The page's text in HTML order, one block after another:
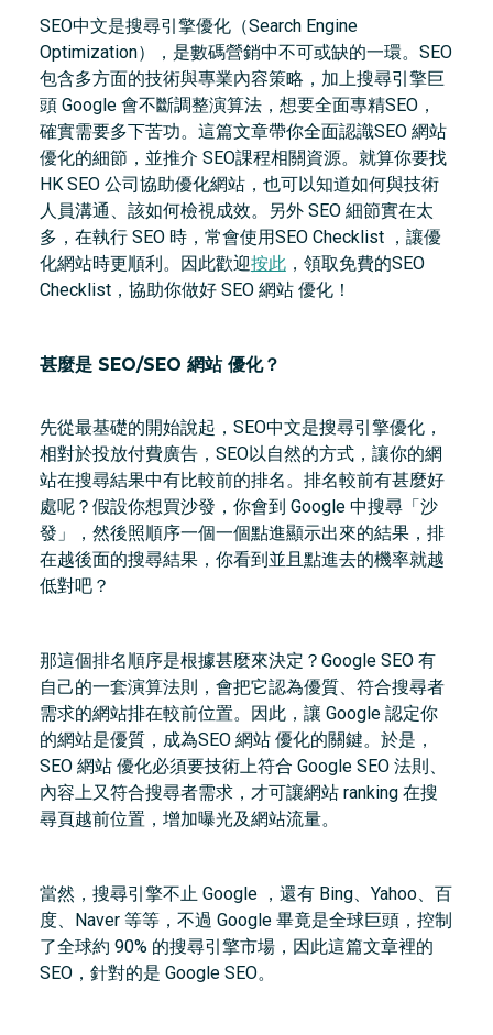
SEO中文是搜尋引擎優化（Search Engine
Optimization），是數碼營銷中不可或缺的一環。SEO
包含多方面的技術與專業內容策略，加上搜尋引擎巨
頭 Google 會不斷調整演算法，想要全面專精SEO，
確實需要多下苦功。這篇文章帶你全面認識SEO 網站
優化的細節，並推介 SEO課程相關資源。就算你要找
HK SEO 公司協助優化網站，也可以知道如何與技術
人員溝通、該如何檢視成效。另外 SEO 細節實在太
多，在執行 SEO 時，常會使用SEO Checklist ，讓優
化網站時更順利。因此歡迎按此，領取免費的SEO
Checklist，協助你做好 SEO 網站 優化！
甚麼是 SEO/SEO 網站 優化？
先從最基礎的開始說起，SEO中文是搜尋引擎優化，
相對於投放付費廣告，SEO以自然的方式，讓你的網
站在搜尋結果中有比較前的排名。排名較前有甚麼好
處呢？假設你想買沙發，你會到 Google 中搜尋「沙
發」，然後照順序一個一個點進顯示出來的結果，排
在越後面的搜尋結果，你看到並且點進去的機率就越
低對吧？
那這個排名順序是根據甚麼來決定？Google SEO 有
自己的一套演算法則，會把它認為優質、符合搜尋者
需求的網站排在較前位置。因此，讓 Google 認定你
的網站是優質，成為SEO 網站 優化的關鍵。於是，
SEO 網站 優化必須要技術上符合 Google SEO 法則、
內容上又符合搜尋者需求，才可讓網站 ranking 在搜
尋頁越前位置，增加曝光及網站流量。
當然，搜尋引擎不止 Google ，還有 Bing、Yahoo、百
度、Naver 等等，不過 Google 畢竟是全球巨頭，控制
了全球約 90% 的搜尋引擎市場，因此這篇文章裡的
SEO，針對的是 Google SEO。